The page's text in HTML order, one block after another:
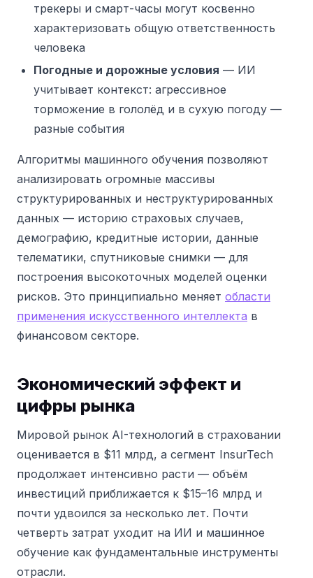
трекеры и смарт-часы могут косвенно
характеризовать общую ответственность
человека
Погодные и дорожные условия — ИИ
учитывает контекст: агрессивное
торможение в гололёд и в сухую погоду —
разные события
Алгоритмы машинного обучения позволяют
анализировать огромные массивы
структурированных и неструктурированных
данных — историю страховых случаев,
демографию, кредитные истории, данные
телематики, спутниковые снимки — для
построения высокоточных моделей оценки
рисков. Это принципиально меняет области
применения искусственного интеллекта в
финансовом секторе.
Экономический эффект и
цифры рынка
Мировой рынок AI-технологий в страховании
оценивается в $11 млрд, а сегмент InsurTech
продолжает интенсивно расти — объём
инвестиций приближается к $15–16 млрд и
почти удвоился за несколько лет. Почти
четверть затрат уходит на ИИ и машинное
обучение как фундаментальные инструменты
отрасли.